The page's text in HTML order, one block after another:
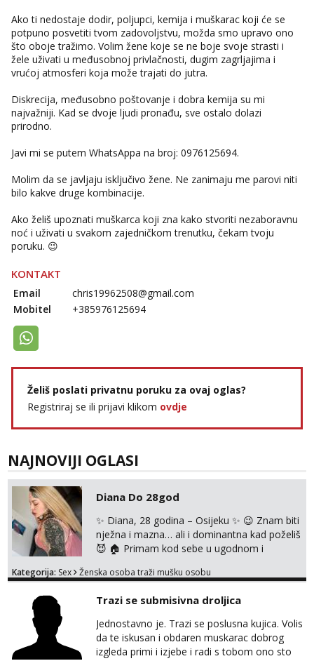
Ako ti nedostaje dodir, poljupci, kemija i muškarac koji će se
potpuno posvetiti tvom zadovoljstvu, možda smo upravo ono
što oboje tražimo. Volim žene koje se ne boje svoje strasti i
žele uživati u međusobnoj privlačnosti, dugim zagrljajima i
vrućoj atmosferi koja može trajati do jutra.
Diskrecija, međusobno poštovanje i dobra kemija su mi
najvažniji. Kad se dvoje ljudi pronađu, sve ostalo dolazi
prirodno.
Javi mi se putem WhatsAppa na broj: 0976125694.
Molim da se javljaju isključivo žene. Ne zanimaju me parovi niti
bilo kakve druge kombinacije.
Ako želiš upoznati muškarca koji zna kako stvoriti nezaboravnu
noć i uživati u svakom zajedničkom trenutku, čekam tvoju
poruku. 😉
KONTAKT
Email
chris19962508@gmail.com
Mobitel
+385976125694
Želiš poslati privatnu poruku za ovaj oglas?
Registriraj se ili prijavi klikom ovdje
NAJNOVIJI OGLASI
Diana Do 28god
✨ Diana, 28 godina – Osijeku ✨ 😉 Znam biti
nježna i mazna… ali i dominantna kad poželiš
😈 🏠 Primam kod sebe u ugodnom i
atmosfera, dobra energija i nezaboravan
pušenje bez zaštite 🖤 erotsko rublje 🍑
analno uz nadoplatu 💦 svršavanje po tijelu ⛓️
strap on service 👠 dominacija, šamaranje i
kinky igrice ...
Kategorija: Sex Ženska osoba traži mušku osobu
Trazi se submisivna droljica
Jednostavno je. Trazi se poslusna kujica. Volis
da te iskusan i obdaren muskarac dobrog
izgleda primi i izjebe i radi s tobom ono sto